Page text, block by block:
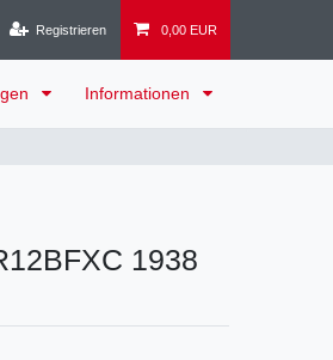
Registrieren 0,00 EUR
Informationen
1938